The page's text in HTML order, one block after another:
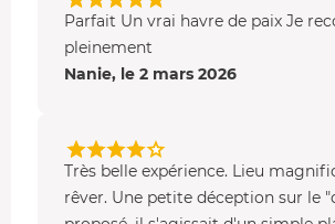
Parfait Un vrai havre de paix Je
pleinement
Nanie, le 2 mars 2026
Très belle expérience. Lieu
rêver. Une petite déception sur le